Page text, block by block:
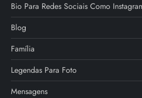
Bio Para Redes Sociais Como
Blog
Família
Legendas Para Foto
Mensagens